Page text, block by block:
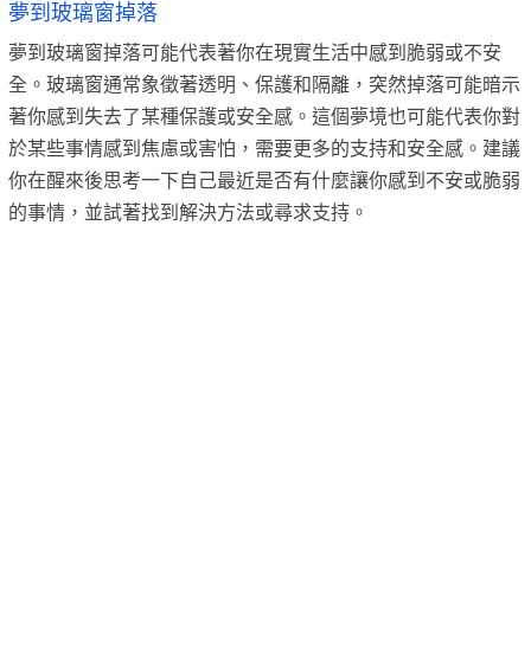
夢到玻璃窗掉落
夢到玻璃窗掉落可能代表著你在現實生活中感到脆弱或不安
全。玻璃窗通常象徵著透明、保護和隔離，突然掉落可能暗示
著你感到失去了某種保護或安全感。這個夢境也可能代表你對
於某些事情感到焦慮或害怕，需要更多的支持和安全感。建議
你在醒來後思考一下自己最近是否有什麼讓你感到不安或脆弱
的事情，並試著找到解決方法或尋求支持。